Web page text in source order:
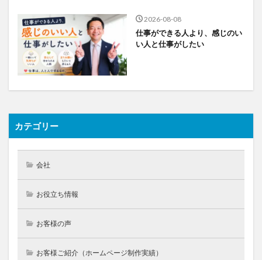
2026-08-08
仕事ができる人より、感じのい
い人と仕事がしたい
カテゴリー
会社
お役立ち情報
お客様の声
お客様ご紹介（ホームページ制作実績）